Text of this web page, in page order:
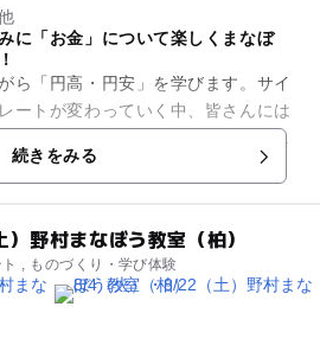
に「お金」について楽しくまなぼ
ら「円高・円安」を学びます。サイ
ートが変わっていく中、皆さんには
で、消しゴムを輸入する体験をして
...続きをみる
野村まなぼう教室（柏）
, ものづくり・学び体験